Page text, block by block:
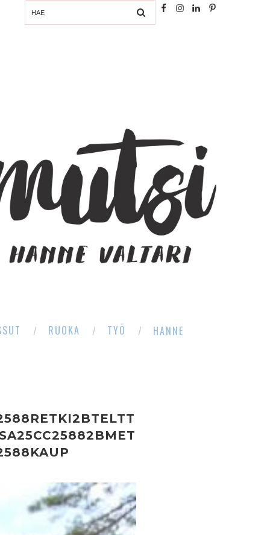
RUOKA TYÖ HANNE